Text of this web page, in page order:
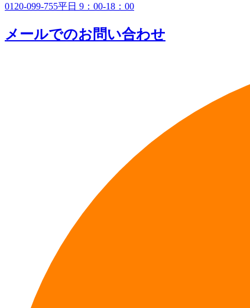
0120-099-755平日 9：00-18：00
メールでのお問い合わせ